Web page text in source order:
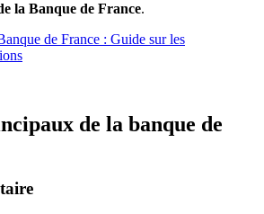
la Banque de France.
de France : Guide sur les
de la banque de